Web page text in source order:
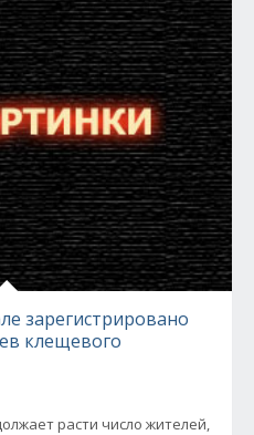
зарегистрировано
клещевого
расти число жителей,